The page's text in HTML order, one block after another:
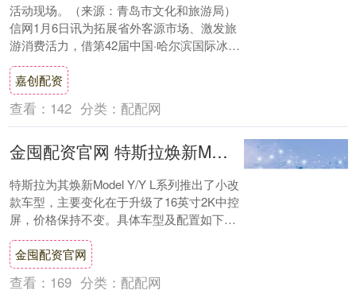
活动现场。（来源：青岛市文化和旅游局）
信网1月6日讯为拓展省外客源市场、激发旅
游消费活力，借第42届中国·哈尔滨国际冰雪
节契机，2026年1月4日至5日，山东....
嘉创配资
查看： 142 分类： 配配网
金囤配资官网 特斯拉焕新Model Y推出小改款 升级16英寸2K屏
特斯拉为其焕新Model Y/Y L系列推出了小改
款车型，主要变化在于升级了16英寸2K中控
屏，价格保持不变。具体车型及配置如下：
后轮驱动版续航593公里，售....
金囤配资官网
查看： 169 分类： 配配网